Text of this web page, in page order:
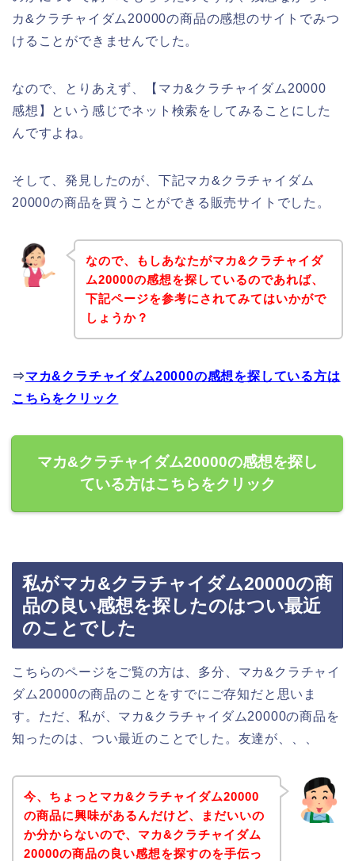
カ&クラチャイダム20000の商品の感想のサイトでみつ
けることができませんでした。
なので、とりあえず、【マカ&クラチャイダム20000
感想】という感じでネット検索をしてみることにした
んですよね。
そして、発見したのが、下記マカ&クラチャイダム
20000の商品を買うことができる販売サイトでした。
なので、もしあなたがマカ&クラチャイダ
ム20000の感想を探しているのであれば、
下記ページを参考にされてみてはいかがで
しょうか？
⇒マカ&クラチャイダム20000の感想を探している方は
こちらをクリック
マカ&クラチャイダム20000の感想を探し
ている方はこちらをクリック
私がマカ&クラチャイダム20000の商
品の良い感想を探したのはつい最近
のことでした
こちらのページをご覧の方は、多分、マカ&クラチャイ
ダム20000の商品のことをすでにご存知だと思いま
す。ただ、私が、マカ&クラチャイダム20000の商品を
知ったのは、つい最近のことでした。友達が、、、
今、ちょっとマカ&クラチャイダム20000
の商品に興味があるんだけど、まだいいの
か分からないので、マカ&クラチャイダム
20000の商品の良い感想を探すのを手伝っ